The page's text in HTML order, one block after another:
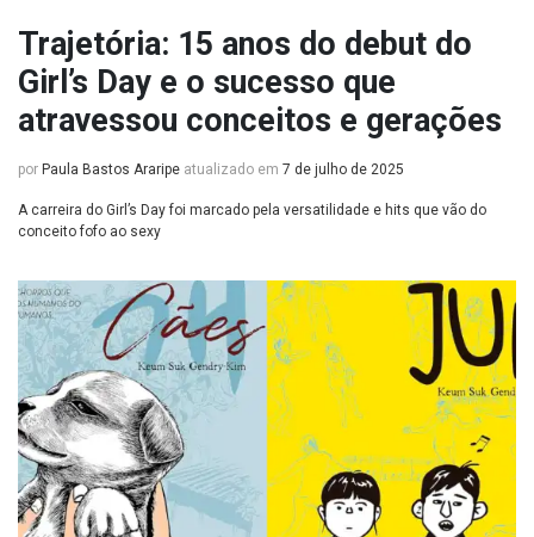
Trajetória: 15 anos do debut do
Girl’s Day e o sucesso que
atravessou conceitos e gerações
por Paula Bastos Araripe atualizado em 7 de julho de 2025
A carreira do Girl’s Day foi marcado pela versatilidade e hits que vão do
conceito fofo ao sexy